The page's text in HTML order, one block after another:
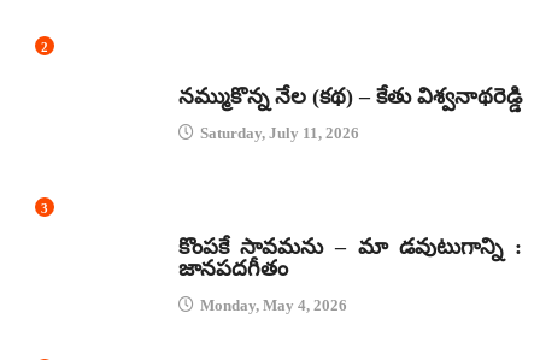
2
నమ్ముకొన్న నేల (కథ) – కేతు విశ్వనాథరెడ్డి
Saturday, July 11, 2026
3
కొంపకే సావమను – మా డవుటుగాన్ని :
జానపదగీతం
Monday, May 4, 2026